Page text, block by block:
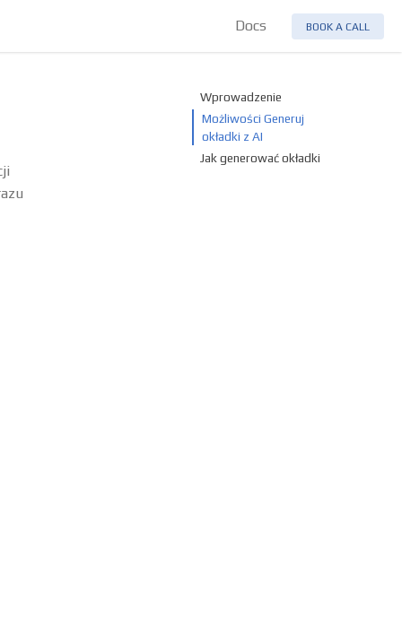
Docs BOOK A CALL
Wprowadzenie
Możliwości Generuj
okładki z AI
Jak generować okładki